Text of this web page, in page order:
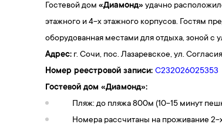
Гостевой дом «Диамонд» удачно
этажного и 4-х этажного корпусов. Гостям
оборудованная местами для отдыха, зоной
Адрес: г. Сочи, пос. Лазаревское, ул.
Номер реестровой записи: С232026025353
Гостевой дом «Диамонд»:
Пляж: до пляжа 800м (10-15 минут
Номера рассчитаны на проживание 2-